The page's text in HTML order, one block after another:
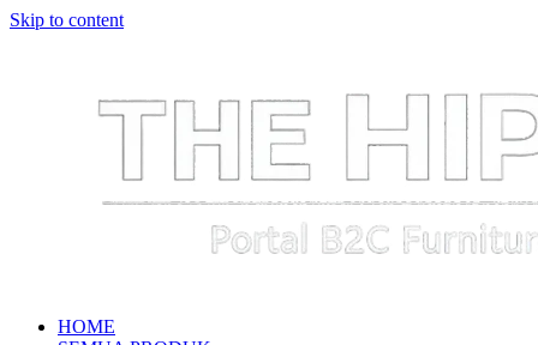
Skip to content
HOME